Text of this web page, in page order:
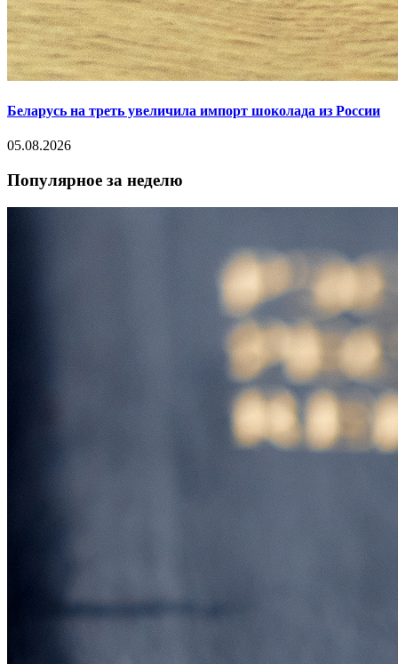
Беларусь на треть увеличила импорт шоколада из России
05.08.2026
Популярное за неделю